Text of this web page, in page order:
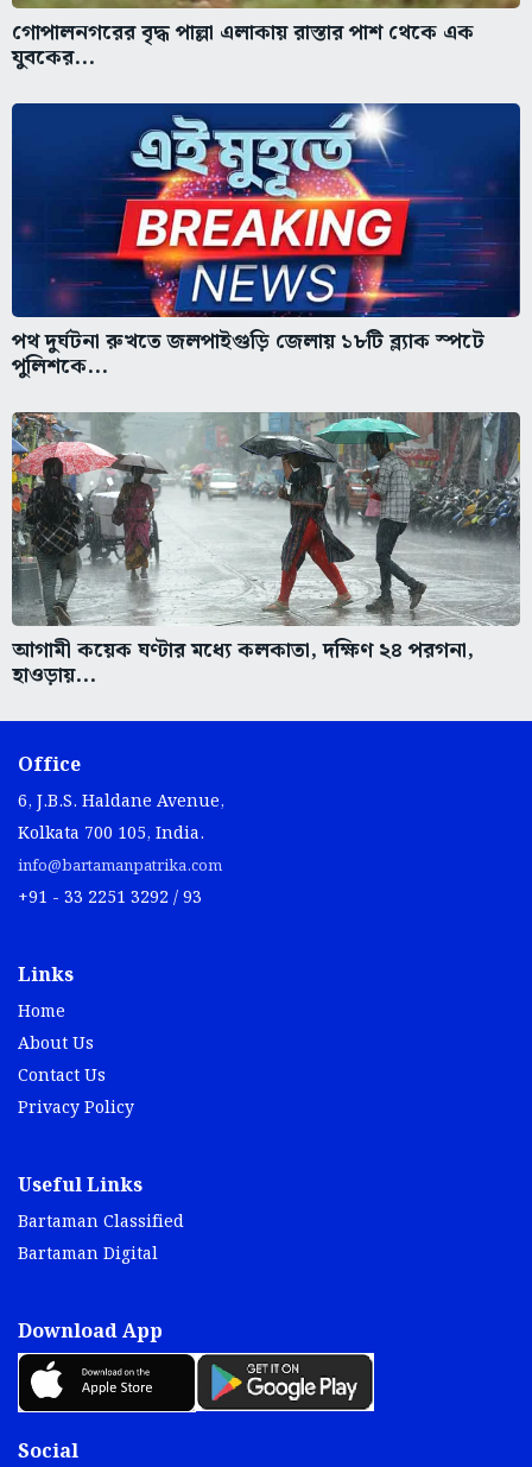
গোপালনগরের বৃদ্ধ পাল্লা এলাকায় রাস্তার পাশ থেকে এক
যুবকের...
পথ দুর্ঘটনা রুখতে জলপাইগুড়ি জেলায় ১৮টি ব্ল্যাক স্পটে
পুলিশকে...
আগামী কয়েক ঘণ্টার মধ্যে কলকাতা, দক্ষিণ ২৪ পরগনা,
হাওড়ায়...
Office
6, J.B.S. Haldane Avenue,
Kolkata 700 105, India.
info@bartamanpatrika.com
+91 - 33 2251 3292 / 93
Links
Home
About Us
Contact Us
Privacy Policy
Useful Links
Bartaman Classified
Bartaman Digital
Download App
Social